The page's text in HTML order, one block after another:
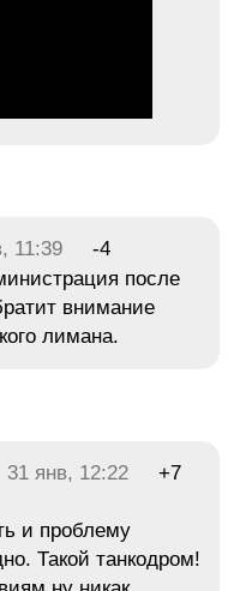
11:39
-4
после
внимание
лимана.
31 янв, 12:22 +7
и проблему
Такой танкодром!